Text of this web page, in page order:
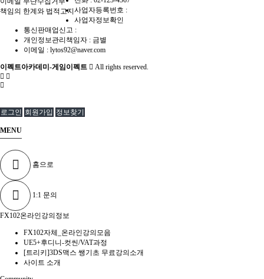
책임의 한계와 법적고지 사업자등록번호 :
사업자정보확인
통신판매업신고 :
개인정보관리책임자 : 금별
이메일 : lytos92@naver.com
이펙트아카데미-게임이펙트 All rights reserved.
로그인 회원가입 정보찾기
MENU
홈으로
1:1 문의
FX102온라인강의정보
FX102자체_온라인강의모음
UE5+후디니-컷씬/VAT과정
[트리키]3DS맥스 쌩기초 무료강의소개
사이트 소개